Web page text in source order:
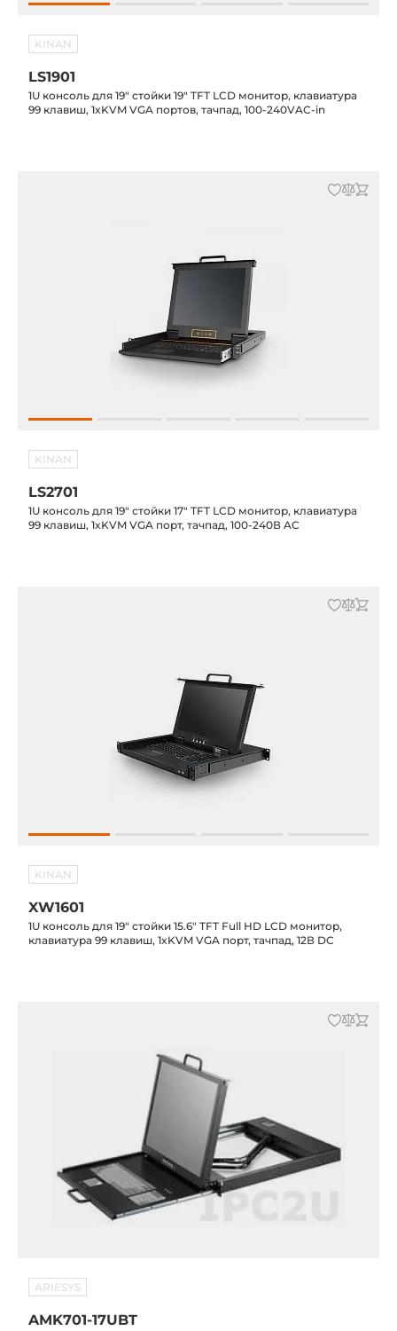
KINAN
LS1901
1U консоль для 19" стойки 19" TFT LCD монитор, клавиатура
99 клавиш, 1xKVM VGA портов, тачпад, 100-240VAC-in
KINAN
LS2701
1U консоль для 19" стойки 17" TFT LCD монитор, клавиатура
99 клавиш, 1xKVM VGA порт, тачпад, 100-240В AC
KINAN
XW1601
1U консоль для 19" стойки 15.6" TFT Full HD LCD монитор,
клавиатура 99 клавиш, 1xKVM VGA порт, тачпад, 12В DC
ARIESYS
AMK701-17UBT